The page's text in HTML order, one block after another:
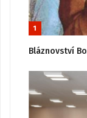
1
Bláznovství